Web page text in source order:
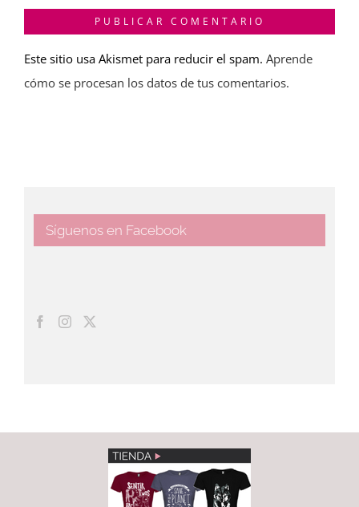
Este sitio usa Akismet para reducir el spam. Aprende
cómo se procesan los datos de tus comentarios.
Síguenos en Facebook